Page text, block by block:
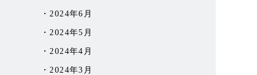
2024年6月
2024年5月
2024年4月
2024年3月